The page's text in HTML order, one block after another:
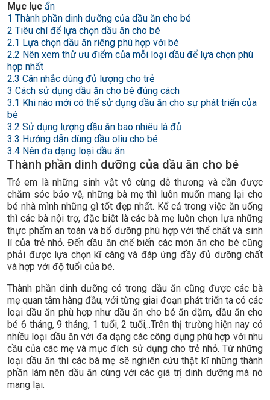
Mục lục ẩn
1 Thành phần dinh dưỡng của dầu ăn cho bé
2 Tiêu chí để lựa chọn dầu ăn cho bé
2.1 Lựa chọn dầu ăn riêng phù hợp với bé
2.2 Nên xem thử ưu điểm của mỗi loại dầu để lựa chọn phù
hợp nhất
2.3 Cân nhắc dùng đủ lượng cho trẻ
3 Cách sử dụng dầu ăn cho bé đúng cách
3.1 Khi nào mới có thể sử dụng dầu ăn cho sự phát triển của
bé
3.2 Sử dụng lượng dầu ăn bao nhiêu là đủ
3.3 Hướng dẫn dùng dầu oliu cho bé
3.4 Nên đa dạng loại dầu ăn
Thành phần dinh dưỡng của dầu ăn cho bé
Trẻ em là những sinh vật vô cùng dễ thương và cần được
chăm sóc bảo vệ, những bà mẹ thì luôn muốn mang lại cho
bé nhà mình những gì tốt đẹp nhất. Kể cả trong việc ăn uống
thì các bà nội trợ, đặc biệt là các bà mẹ luôn chọn lựa những
thực phẩm an toàn và bổ dưỡng phù hợp với thể chất và sinh
lí của trẻ nhỏ. Đến dầu ăn chế biến các món ăn cho bé cũng
phải được lựa chọn kĩ càng và đáp ứng đầy đủ dưỡng chất
và hợp với độ tuổi của bé.
Thành phần dinh dưỡng có trong dầu ăn cũng được các bà
mẹ quan tâm hàng đầu, với từng giai đoạn phát triển ta có các
loại dầu ăn phù hợp như dầu ăn cho bé ăn dặm, dầu ăn cho
bé 6 tháng, 9 tháng, 1 tuổi, 2 tuổi,..Trên thị trường hiện nay có
nhiều loại dầu ăn với đa dạng các công dụng phù hợp với nhu
cầu của các mẹ và mục đích sử dụng cho trẻ nhỏ. Từ những
loại dầu ăn thì các bà mẹ sẽ nghiên cứu thật kĩ những thành
phần làm nên dầu ăn cùng với các giá trị dinh dưỡng mà nó
mang lại.